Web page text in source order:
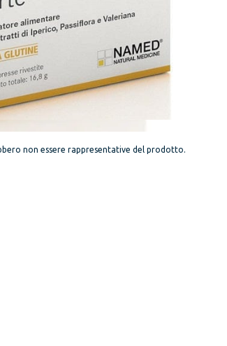
non essere rappresentative del prodotto.